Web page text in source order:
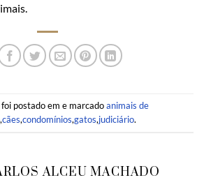
postado em e marcadoanimais de
,cães,condomínios,gatos,judiciário.
ALCEU MACHADO